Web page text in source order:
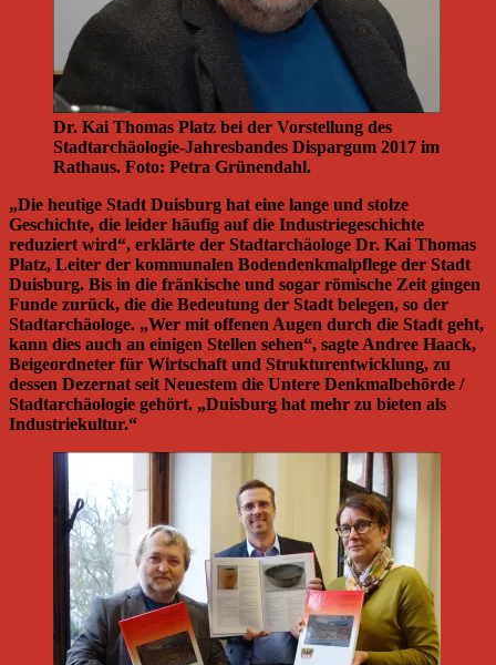
Dr. Kai Thomas Platz bei der Vorstellung des
Stadtarchäologie-Jahresbandes Dispargum 2017 im
Rathaus. Foto: Petra Grünendahl.
„Die heutige Stadt Duisburg hat eine lange und stolze
Geschichte, die leider häufig auf die Industriegeschichte
reduziert wird“, erklärte der Stadtarchäologe Dr. Kai Thomas
Platz, Leiter der kommunalen Bodendenkmalpflege der Stadt
Duisburg. Bis in die fränkische und sogar römische Zeit gingen
Funde zurück, die die Bedeutung der Stadt belegen, so der
Stadtarchäologe. „Wer mit offenen Augen durch die Stadt geht,
kann dies auch an einigen Stellen sehen“, sagte Andree Haack,
Beigeordneter für Wirtschaft und Strukturentwicklung, zu
dessen Dezernat seit Neuestem die Untere Denkmalbehörde /
Stadtarchäologie gehört. „Duisburg hat mehr zu bieten als
Industriekultur.“